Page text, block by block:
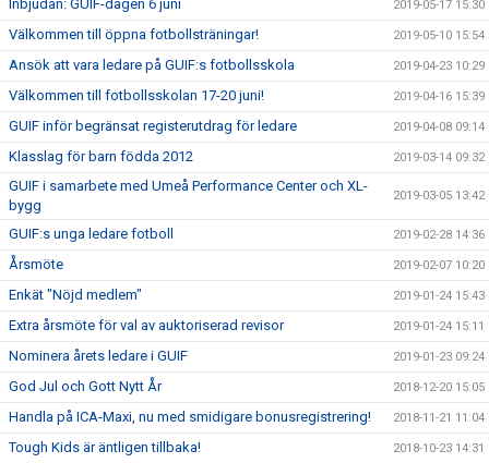
Inbjudan: GUIF-dagen 6 juni 2019-05-17 15:30
Välkommen till öppna fotbollsträningar! 2019-05-10 15:54
Ansök att vara ledare på GUIF:s fotbollsskola 2019-04-23 10:29
Välkommen till fotbollsskolan 17-20 juni! 2019-04-16 15:39
GUIF inför begränsat registerutdrag för ledare 2019-04-08 09:14
Klasslag för barn födda 2012 2019-03-14 09:32
GUIF i samarbete med Umeå Performance Center och XL-
bygg
2019-03-05 13:42
GUIF:s unga ledare fotboll 2019-02-28 14:36
Årsmöte 2019-02-07 10:20
Enkät "Nöjd medlem" 2019-01-24 15:43
Extra årsmöte för val av auktoriserad revisor 2019-01-24 15:11
Nominera årets ledare i GUIF 2019-01-23 09:24
God Jul och Gott Nytt År 2018-12-20 15:05
Handla på ICA-Maxi, nu med smidigare bonusregistrering! 2018-11-21 11:04
Tough Kids är äntligen tillbaka! 2018-10-23 14:31